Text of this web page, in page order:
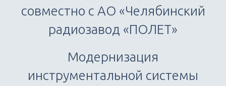
совместно с АО «Челябинский
радиозавод «ПОЛЕТ»
Модернизация
инструментальной системы